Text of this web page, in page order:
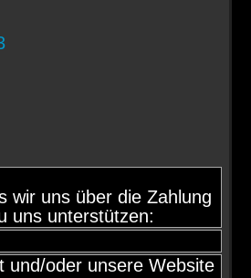
wir uns über die Zahlung
uns unterstützen:
und/oder unsere Website